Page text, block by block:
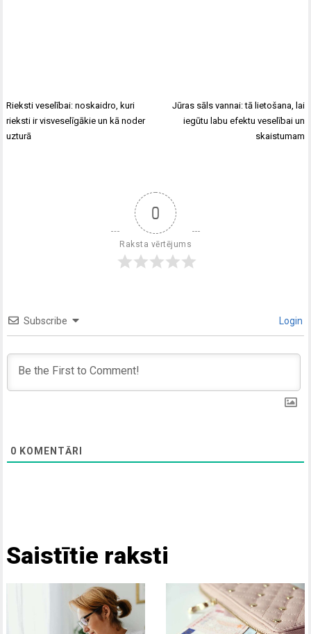
Rieksti veselībai: noskaidro, kuri
rieksti ir visveselīgākie un kā noder
uzturā
Jūras sāls vannai: tā lietošana, lai
iegūtu labu efektu veselībai un
skaistumam
0
Raksta vērtējums
Subscribe Login
0 KOMENTĀRI
Saistītie raksti